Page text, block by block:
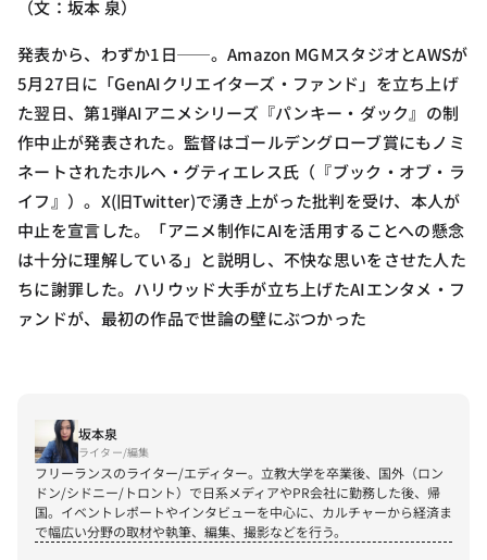
（文：坂本 泉）
発表から、わずか1日──。Amazon MGMスタジオとAWSが
5月27日に「GenAIクリエイターズ・ファンド」を立ち上げ
た翌日、第1弾AIアニメシリーズ『パンキー・ダック』の制
作中止が発表された。監督はゴールデングローブ賞にもノミ
ネートされたホルヘ・グティエレス氏（『ブック・オブ・ラ
イフ』）。X(旧Twitter)で湧き上がった批判を受け、本人が
中止を宣言した。「アニメ制作にAIを活用することへの懸念
は十分に理解している」と説明し、不快な思いをさせた人た
ちに謝罪した。ハリウッド大手が立ち上げたAIエンタメ・フ
ァンドが、最初の作品で世論の壁にぶつかった
坂本泉
ライター/編集
フリーランスのライター/エディター。立教大学を卒業後、国外（ロン
ドン/シドニー/トロント）で日系メディアやPR会社に勤務した後、帰
国。イベントレポートやインタビューを中心に、カルチャーから経済ま
で幅広い分野の取材や執筆、編集、撮影などを行う。